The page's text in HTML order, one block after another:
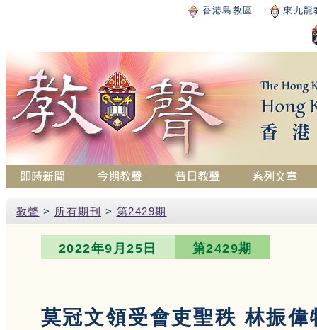
香港島教區 東九龍
教聲 > 所有期刊 > 第2429期
2022年9月25日 第2429期
莫冠文領受會吏聖秩 林振